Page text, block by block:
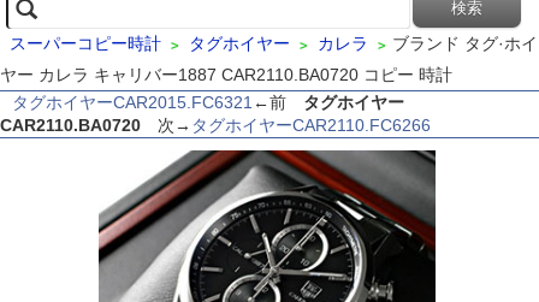
スーパーコピー時計 > タグホイヤー > カレラ > ブランド タグ·ホイ
ヤー カレラ キャリバー1887 CAR2110.BA0720 コピー 時計
タグホイヤーCAR2015.FC6321 ←前
タグホイヤー
CAR2110.BA0720
次→ タグホイヤーCAR2110.FC6266